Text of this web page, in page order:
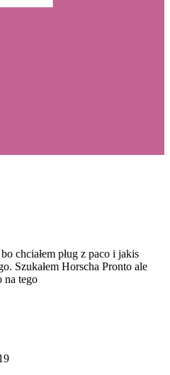
chciałem pług z paco i jakis
Szukałem Horscha Pronto ale
na tego